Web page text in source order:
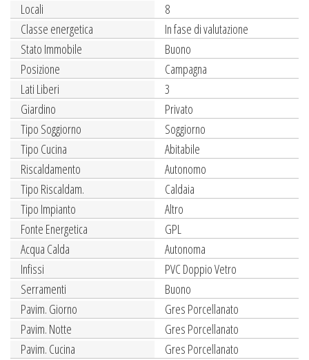
Locali
8
Classe energetica
In fase di valutazione
Stato Immobile
Buono
Posizione
Campagna
Lati Liberi
3
Giardino
Privato
Tipo Soggiorno
Soggiorno
Tipo Cucina
Abitabile
Riscaldamento
Autonomo
Tipo Riscaldam.
Caldaia
Tipo Impianto
Altro
Fonte Energetica
GPL
Acqua Calda
Autonoma
Infissi
PVC Doppio Vetro
Serramenti
Buono
Pavim. Giorno
Gres Porcellanato
Pavim. Notte
Gres Porcellanato
Pavim. Cucina
Gres Porcellanato